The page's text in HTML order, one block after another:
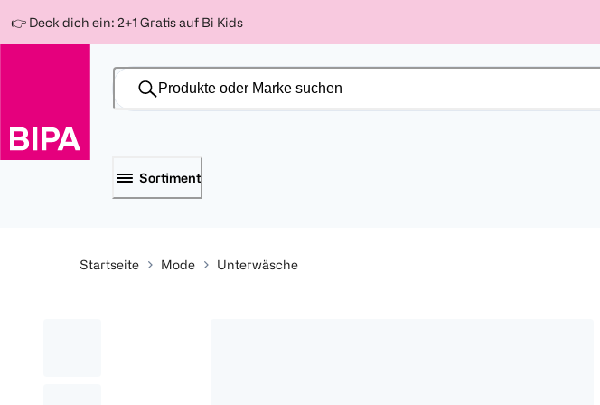
-10%
Für
150 Ös
-15%
Für
300 Ös
-20%
Für
500 Ös
zum
👉 Deck dich ein: 2+1 Gratis auf Bi Kids
Sortiment
Startseite Mode Unterwäsche